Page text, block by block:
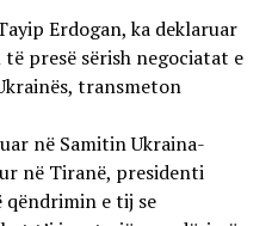
Erdogan, ka deklaruar
presë sërish negociatat e
transmeton
në Samitin Ukraina-
në Tiranë, presidenti
qëndrimin e tij se